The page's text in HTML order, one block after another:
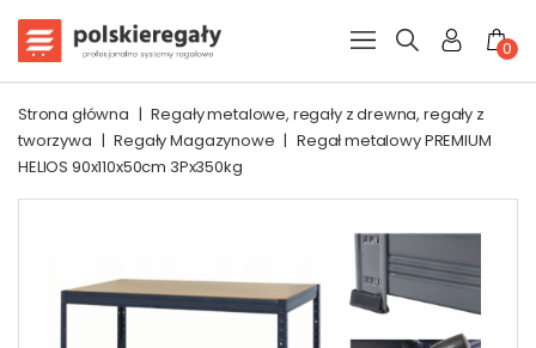
0
Strona główna | Regały metalowe, regały z drewna, regały z
tworzywa | Regały Magazynowe | Regał metalowy PREMIUM
HELIOS 90x110x50cm 3Px350kg